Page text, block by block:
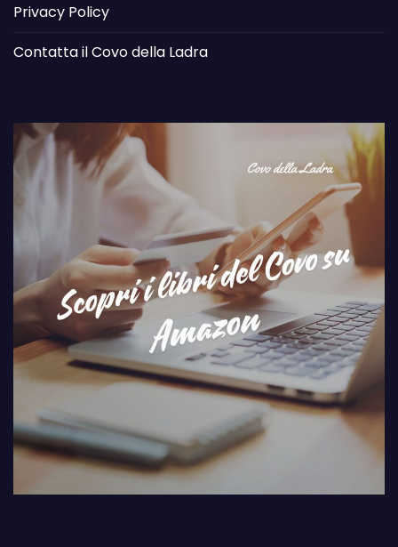
Privacy Policy
Contatta il Covo della Ladra